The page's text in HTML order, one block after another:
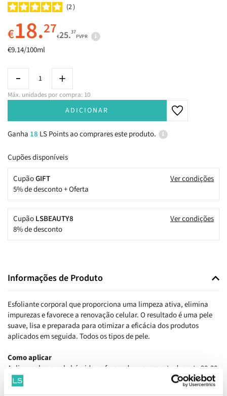
2
€18.27€25.37
PVPR
€9.14/100ml
Máx. unidades por compra: 10
ADICIONAR
Ganha 18 LS Points ao comprares este produto.
Cupões disponíveis
CupãoGIFT
5% de desconto + Oferta
Ver condições
CupãoLSBEAUTY8
8% de desconto
Ver condições
Informações de Produto
Esfoliante corporal que proporciona uma limpeza ativa, elimina
impurezas e favorece a renovação celular. O resultado é uma pele
suave, lisa e preparada para otimizar a eficácia dos produtos
aplicados em seguida. Todos os tipos de pele.
Como aplicar
Aplicar sobre a pele húmida, esfregando suavemente durante 20-30
segundos e enxaguar com água em abundância. Usar 1 vez por
semana ou em dias alternados.